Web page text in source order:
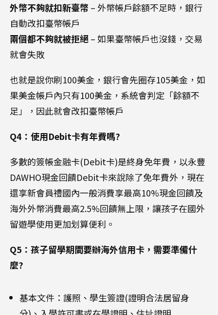
外幣不夠就扣新臺幣 – 外幣帳戶餘額不足時，銀行
自動改扣臺幣帳戶
兩個都不夠就被拒絕– 如果臺幣帳戶也沒錢，交易
就會失敗
也就是說你刷100美金，銀行會先圈存105美金，如
果美金帳戶內只有100美金，系統會判定「餘額不
足」，因此就會改扣臺幣帳戶
Q4：使用Debit卡有年費嗎?
多數的簽帳金融卡(Debit卡)是終身免年費，以永豐
DAWHO現金回饋Debit卡來說除了免年費外，現在
還享新會員禮國內一般消費享最高10%現金回饋及
海外外幣消費最高2.5%回饋無上限，讓孩子在國外
留遊學使用更加划算便利。
Q5：孩子留學期間要辦海外信用卡，需要準備什
麼?
基本文件：護照、學生簽證(證明合法居留身